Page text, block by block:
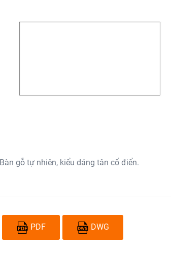
Bàn gỗ tự nhiên, kiểu dáng tân cổ điển.
PDF DWG